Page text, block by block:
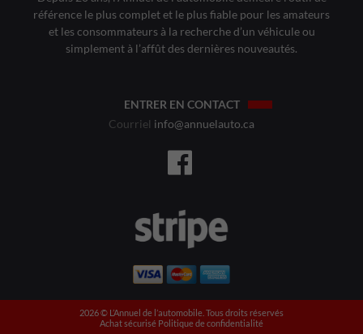
référence le plus complet et le plus fiable pour les amateurs
et les consommateurs à la recherche d’un véhicule ou
simplement à l’affût des dernières nouveautés.
ENTRER EN CONTACT
Courriel info@annuelauto.ca
2026 ©️ L’Annuel de l’automobile. Tous droits réservés
Achat sécurisé Politique de confidentialité